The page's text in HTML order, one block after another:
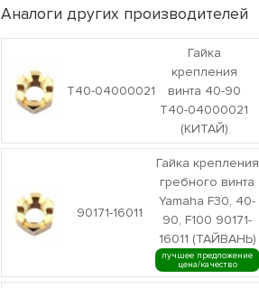
Аналоги других производителей
T40-04000021
Гайка
крепления
винта 40-90
T40-04000021
(КИТАЙ)
90171-16011
Гайка крепления
гребного винта
Yamaha F30, 40-
90, F100 90171-
16011 (ТАЙВАНЬ)
лучшее предложение
цена/качество